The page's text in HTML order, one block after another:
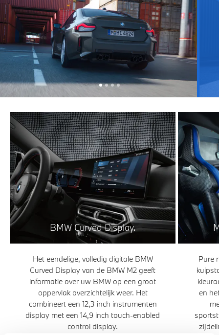
BMW Curved Display.
Het eendelige, volledig digitale BMW
Curved Display van de BMW M2 geeft
informatie over uw BMW op een groot
oppervlak overzichtelijk weer. Het
combineert een 12,3 inch instrumenten
display met een 14,9 inch touch-enabled
control display.
Pure
en